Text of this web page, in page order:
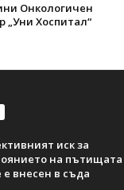
Онкологичен
„Уни Хоспитал“
иск за
на пътищата
е внесен в съда